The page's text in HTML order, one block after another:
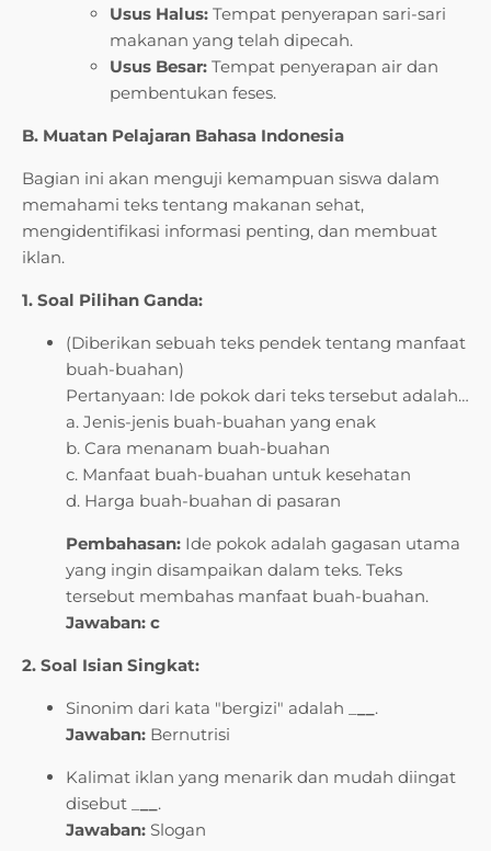
Usus Halus: Tempat penyerapan sari-sari
makanan yang telah dipecah.
Usus Besar: Tempat penyerapan air dan
pembentukan feses.
B. Muatan Pelajaran Bahasa Indonesia
Bagian ini akan menguji kemampuan siswa dalam
memahami teks tentang makanan sehat,
mengidentifikasi informasi penting, dan membuat
iklan.
1. Soal Pilihan Ganda:
(Diberikan sebuah teks pendek tentang manfaat
buah-buahan)
Pertanyaan: Ide pokok dari teks tersebut adalah…
a. Jenis-jenis buah-buahan yang enak
b. Cara menanam buah-buahan
c. Manfaat buah-buahan untuk kesehatan
d. Harga buah-buahan di pasaran
Pembahasan: Ide pokok adalah gagasan utama
yang ingin disampaikan dalam teks. Teks
tersebut membahas manfaat buah-buahan.
Jawaban: c
2. Soal Isian Singkat:
Sinonim dari kata "bergizi" adalah _
.
Jawaban: Bernutrisi
Kalimat iklan yang menarik dan mudah diingat
disebut _
.
Jawaban: Slogan